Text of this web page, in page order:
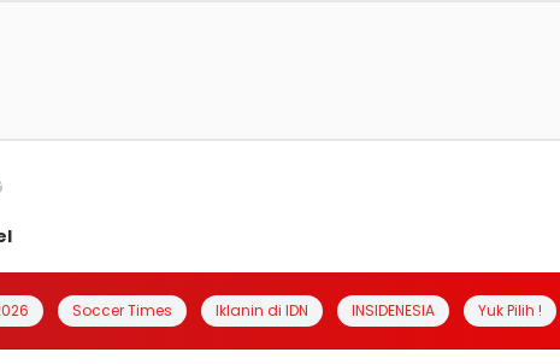
Soccer Times Iklanin di IDN INSIDENESIA Yuk Pilih !